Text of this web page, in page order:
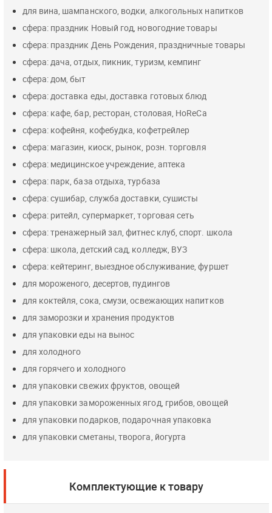
для вина, шампанского, водки, алкогольных напитков
сфера: праздник Новый год, новогодние товары
сфера: праздник День Рождения, праздничные товары
сфера: дача, отдых, пикник, туризм, кемпинг
сфера: дом, быт
сфера: доставка еды, доставка готовых блюд
сфера: кафе, бар, ресторан, столовая, HoReCa
сфера: кофейня, кофебудка, кофетрейлер
сфера: магазин, киоск, рынок, розн. торговля
сфера: медицинское учреждение, аптека
сфера: парк, база отдыха, турбаза
сфера: сушибар, служба доставки, сушисты
сфера: ритейл, супермаркет, торговая сеть
сфера: тренажерный зал, фитнес клуб, спорт. школа
сфера: школа, детский сад, колледж, ВУЗ
сфера: кейтеринг, выездное обслуживание, фуршет
для мороженого, десертов, пудингов
для коктейля, сока, смузи, освежающих напитков
для заморозки и хранения продуктов
для упаковки еды на вынос
для холодного
для горячего и холодного
для упаковки свежих фруктов, овощей
для упаковки замороженных ягод, грибов, овощей
для упаковки подарков, подарочная упаковка
для упаковки сметаны, творога, йогурта
Комплектующие к товару